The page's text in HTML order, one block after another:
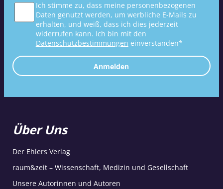
Ich stimme zu, dass meine personenbezogenen
Daten genutzt werden, um werbliche E-Mails zu
erhalten, und weiß, dass ich dies jederzeit
widerrufen kann. Ich bin mit den
Datenschutzbestimmungen einverstanden*
Anmelden
Über Uns
Der Ehlers Verlag
raum&zeit – Wissenschaft, Medizin und Gesellschaft
Unsere Autorinnen und Autoren